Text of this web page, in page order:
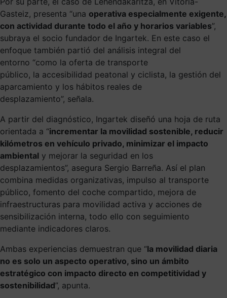
Gasteiz, presenta “una operativa especialmente exigente,
con actividad durante todo el año y horarios variables”,
subraya el socio fundador de Ingartek. En este caso el
enfoque también partió del análisis integral del
entorno “como la oferta de transporte
público, la accesibilidad peatonal y ciclista, la gestión del
aparcamiento y los hábitos reales de
desplazamiento”, señala.
A partir del diagnóstico, Ingartek diseñó una hoja de ruta
orientada a “incrementar la movilidad sostenible, reducir
kilómetros en vehículo privado, minimizar el impacto
ambiental y mejorar la seguridad en los
desplazamientos”, asegura Sergio Barreña. Así el plan
combina medidas organizativas, impulso al transporte
público, fomento del coche compartido, mejora de
infraestructuras para movilidad activa y acciones de
sensibilización interna, todo ello con seguimiento
mediante indicadores claros.
Ambas experiencias demuestran que “la movilidad diaria
no es solo un aspecto operativo, sino un ámbito
estratégico con impacto directo en competitividad y
sostenibilidad”, apunta.